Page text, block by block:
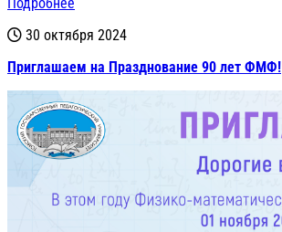
30 октября 2024
Приглашаем на Празднование 90 лет ФМФ!